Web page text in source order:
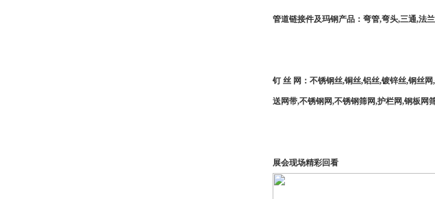
管道链接件及玛钢产品：弯管,弯头,三通,法
钉 丝 网：不锈钢丝,铜丝,铝丝,镀锌丝,钢丝
送网带,不锈钢网,不锈钢筛网,护栏网,钢板网
展会现场精彩回看